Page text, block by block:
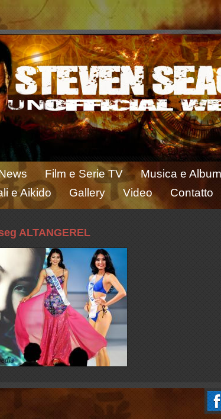
Film e Serie TV Musica e Album
e Aikido
Gallery Video Contatto
ALTANGEREL